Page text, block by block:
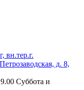
вн.тер.г.
д. 8,